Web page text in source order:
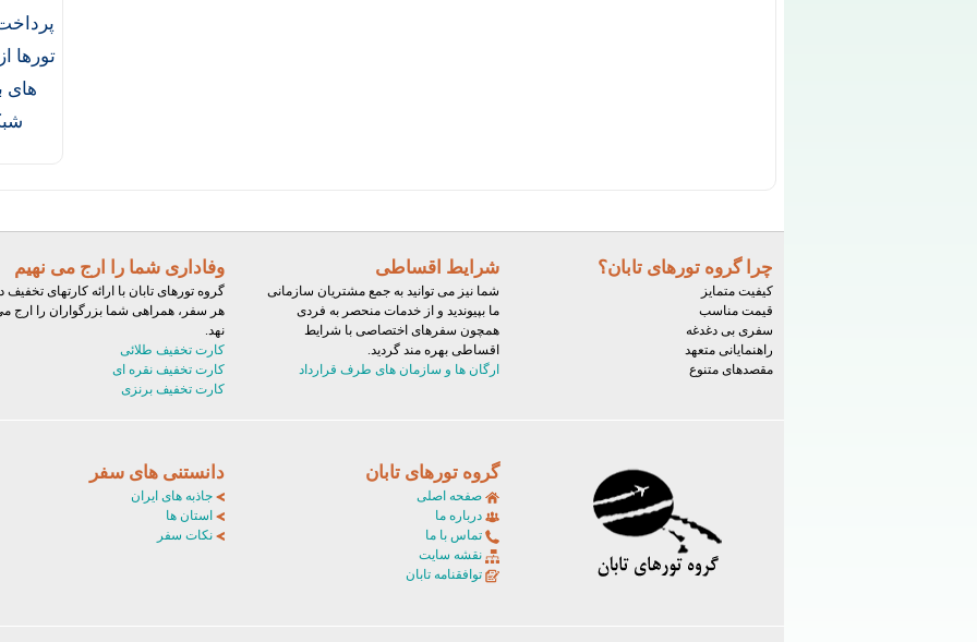
تورها
های
چرا گروه تورهای تابان؟
کیفیت متمایز
قیمت مناسب
سفری بی دغدغه
راهنمایانی متعهد
مقصدهای متنوع
شرایط اقساطی
شما نیز می توانید به جمع مشتریان سازمانی
ما بپیوندید و از خدمات منحصر به فردی
همچون سفرهای اختصاصی با شرایط
اقساطی بهره مند گردید.
ارگان ها و سازمان های طرف قرارداد
وفاداری شما را ارج می نهیم
گروه تورهای تابان با ارائه کارتهای تخفیف
هر سفر، همراهی شما بزرگواران را ارج
نهد.
کارت تخفیف طلائی
کارت تخفیف نقره ای
کارت تخفیف برنزی
گروه تورهای تابان
صفحه اصلی
درباره ما
تماس با ما
نقشه سایت
توافقنامه تابان
دانستنی های سفر
جاذبه های ایران
استان ها
نکات سفر